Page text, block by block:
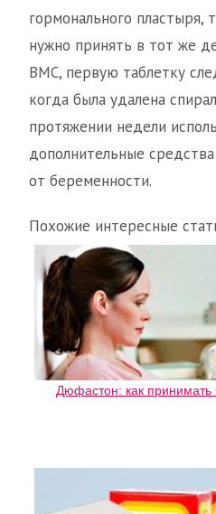
гормонального пластыря,
нужно принять в тот же
ВМС, первую таблетку
когда была удалена
протяжении недели
дополнительные
от беременности.
Похожие интересные
Дюфастон: как принимать